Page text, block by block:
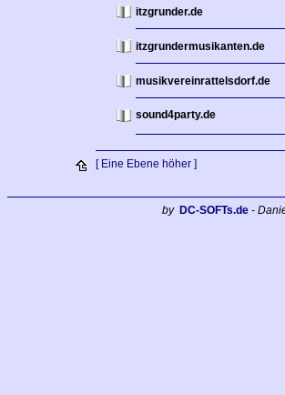
itzgrunder.de
itzgrundermusikanten.de
musikvereinrattelsdorf.de
sound4party.de
[ Eine Ebene höher ]
by DC-SOFTs.de -